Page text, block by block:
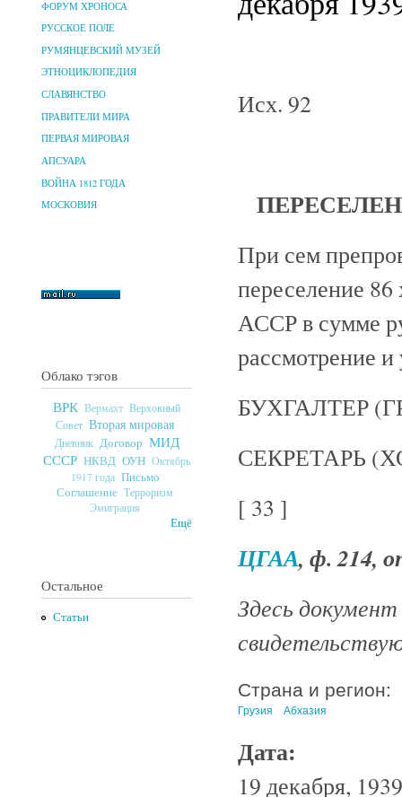
ФОРУМ ХРОНОСА
РУССКОЕ ПОЛЕ
РУМЯНЦЕВСКИЙ МУЗЕЙ
ЭТНОЦИКЛОПЕДИЯ
СЛАВЯНСТВО
ПРАВИТЕЛИ МИРА
ПЕРВАЯ МИРОВАЯ
АПСУАРА
ВОЙНА 1812 ГОДА
МОСКОВИЯ
Облако тэгов
ВРК Вермахт Верховный
Совет Вторая мировая
Дневник Договор МИД
СССР НКВД ОУН Октябрь
1917 года Письмо
Соглашение Терроризм
Эмиграция
Ещё
Остальное
Статьи
Исх. 92
При сем
переселение 86
АССР в сумме
рассмотрение
БУХГАЛТЕР
СЕКРЕТАРЬ
[ 33 ]
ЦГАА, ф. 214,
Здесь
Страна и регион:
Грузия Абхазия
Дата:
19 декабря,